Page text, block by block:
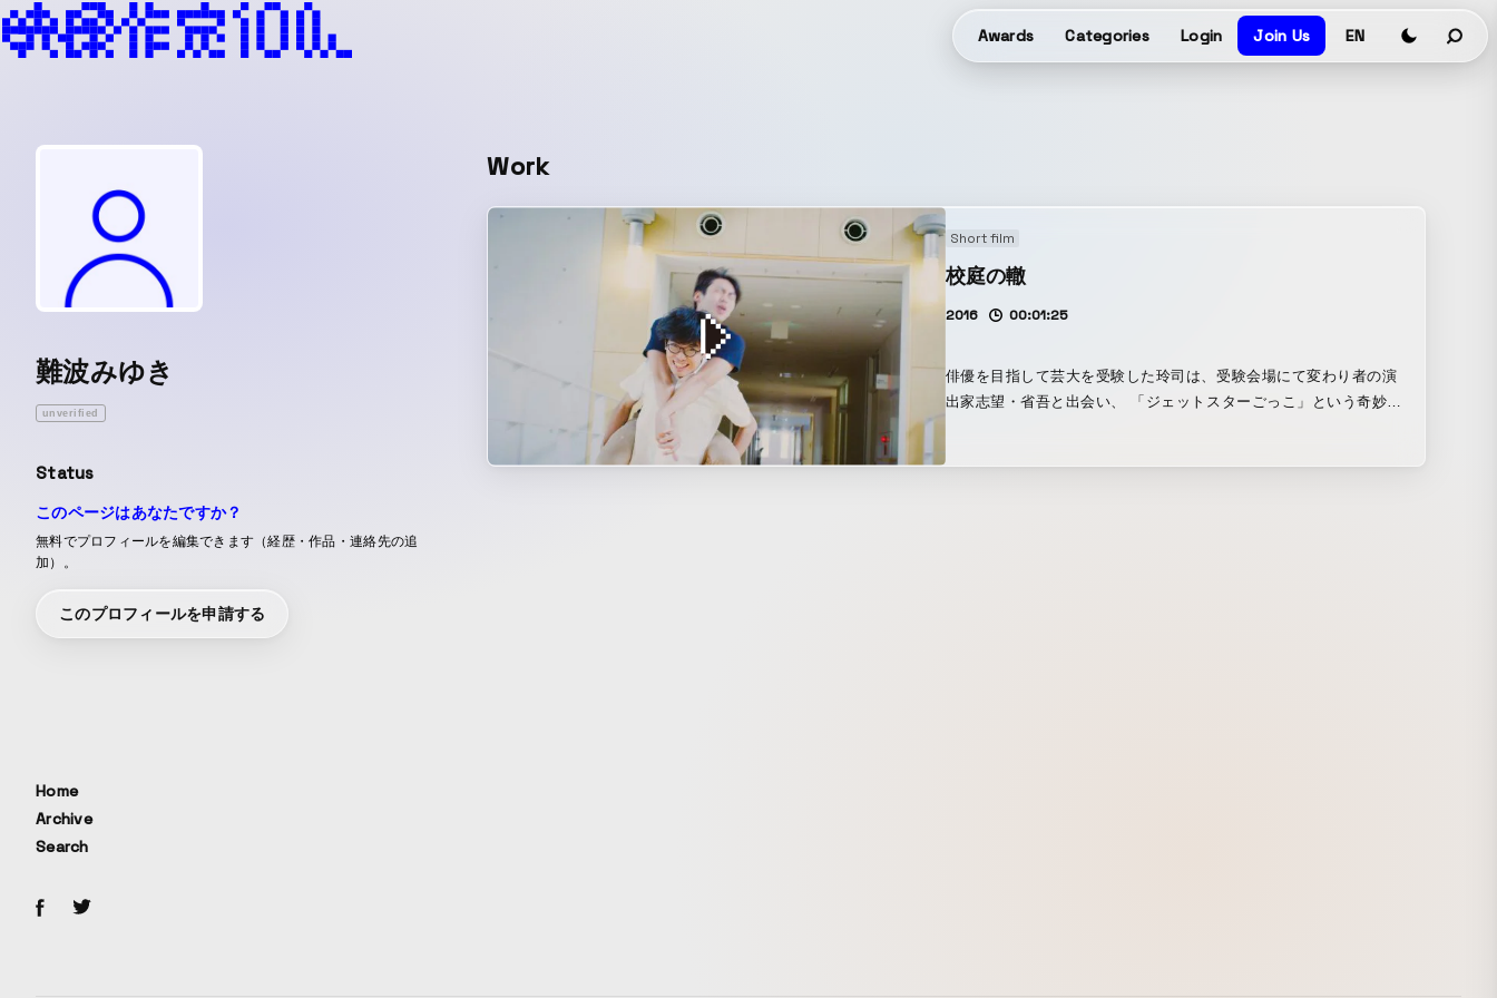
Awards Categories Login Join Us EN
難波みゆき
unverified
Status
このページはあなたですか？
無料でプロフィールを編集できます（経歴・作品・連絡先の追
加）。
このプロフィールを申請する
Work
Short film
校庭の轍
2016 00:01:25
俳優を目指して芸大を受験した玲司は、受験会場にて変わり者の演
出家志望・省吾と出会い、 「ジェットスターごっこ」という奇妙な
Home
Archive
Search